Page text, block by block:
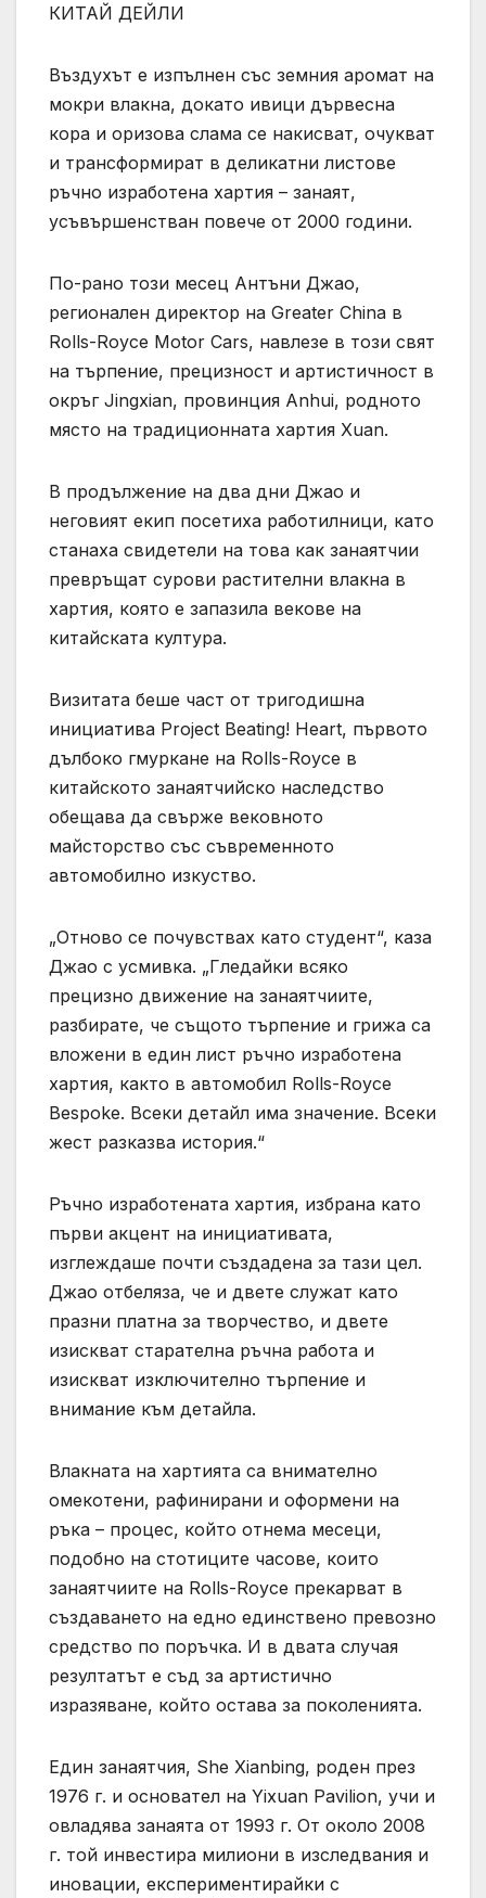
КИТАЙ ДЕЙЛИ
Въздухът е изпълнен със земния аромат на
мокри влакна, докато ивици дървесна
кора и оризова слама се накисват, очукват
и трансформират в деликатни листове
ръчно изработена хартия – занаят,
усъвършенстван повече от 2000 години.
По-рано този месец Антъни Джао,
регионален директор на Greater China в
Rolls-Royce Motor Cars, навлезе в този свят
на търпение, прецизност и артистичност в
окръг Jingxian, провинция Anhui, родното
място на традиционната хартия Xuan.
В продължение на два дни Джао и
неговият екип посетиха работилници, като
станаха свидетели на това как занаятчии
превръщат сурови растителни влакна в
хартия, която е запазила векове на
китайската култура.
Визитата беше част от тригодишна
инициатива Project Beating! Heart, първото
дълбоко гмуркане на Rolls-Royce в
китайското занаятчийско наследство
обещава да свърже вековното
майсторство със съвременното
автомобилно изкуство.
„Отново се почувствах като студент“, каза
Джао с усмивка. „Гледайки всяко
прецизно движение на занаятчиите,
разбирате, че същото търпение и грижа са
вложени в един лист ръчно изработена
хартия, както в автомобил Rolls-Royce
Bespoke. Всеки детайл има значение. Всеки
жест разказва история.“
Ръчно изработената хартия, избрана като
първи акцент на инициативата,
изглеждаше почти създадена за тази цел.
Джао отбеляза, че и двете служат като
празни платна за творчество, и двете
изискват старателна ръчна работа и
изискват изключително търпение и
внимание към детайла.
Влакната на хартията са внимателно
омекотени, рафинирани и оформени на
ръка – процес, който отнема месеци,
подобно на стотиците часове, които
занаятчиите на Rolls-Royce прекарват в
създаването на едно единствено превозно
средство по поръчка. И в двата случая
резултатът е съд за артистично
изразяване, който остава за поколенията.
Един занаятчия, She Xianbing, роден през
1976 г. и основател на Yixuan Pavilion, учи и
овладява занаята от 1993 г. От около 2008
г. той инвестира милиони в изследвания и
иновации, експериментирайки с